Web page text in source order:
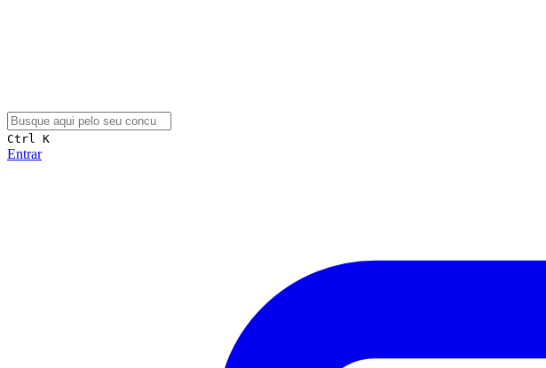
Ctrl K
Entrar